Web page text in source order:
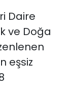
Daire
ve Doğa
eşsiz